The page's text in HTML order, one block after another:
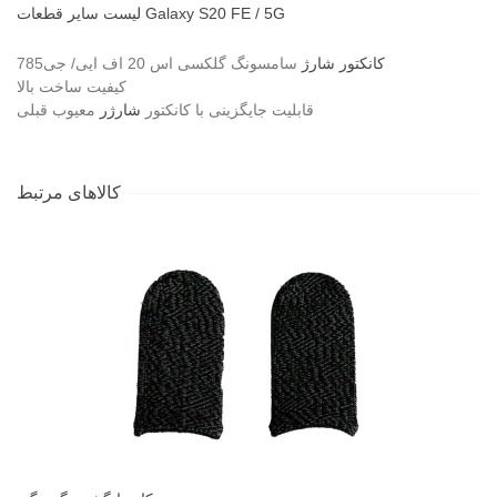
لیست سایر قطعات Galaxy S20 FE / 5G
کانکتور شارژ سامسونگ گلکسی اس 20 اف ایی/ جی785
کیفیت ساخت بالا
قابلیت جایگزینی با کانکتور شارژر معیوب قبلی
کالاهای مرتبط